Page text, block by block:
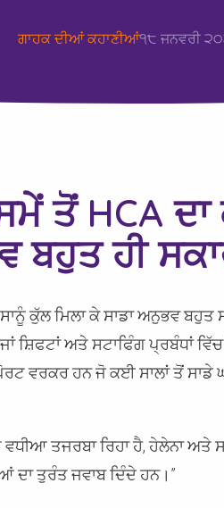
ਗਾਹਕ ਦੀਆਂ ਕਹਾਣੀਆਂ੧੮ ਜਨਵਰੀ
ਤੋਂ HCA
ਬਹੁਤ ਹੀ
ਸਾਨੂੰ ਕੁੱਲ ਮਿਲਾ ਕੇ ਸਾਡਾ ਅਨੁਭਵ
ਸ਼ਿਫਟਾਂ ਅਤੇ ਸਟਾਫਿੰਗ ਪ੍ਰਬੰਧਾਂ
ਵਰਕਰ ਹਨ ਜੋ ਕਈ ਸਾਲਾਂ ਤੋਂ
ਤਜਰਬਾ ਰਿਹਾ ਹੈ, ਹੇਲੇਨਾ ਅਤੇ
ਦਾ ਤੁਰੰਤ ਜਵਾਬ ਦਿੰਦੇ ਹਨ।”